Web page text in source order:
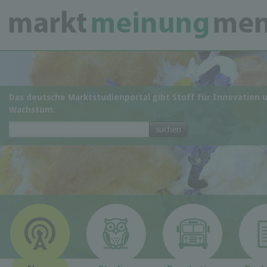
Das deutsche Marktstudienportal gibt Stoff für Innovation
Wachstum.